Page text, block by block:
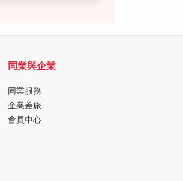
同業與企業
同業服務
企業差旅
會員中心